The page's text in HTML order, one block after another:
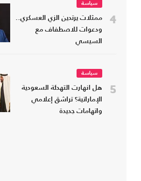
4
سياسة
ممثلات يرتدين الزي العسكري..
ودعوات للاصطفاف مع
السيسي
5
سياسة
هل انهارت التهدئة السعودية
الإماراتية؟ تراشق إعلامي
واتهامات جديدة